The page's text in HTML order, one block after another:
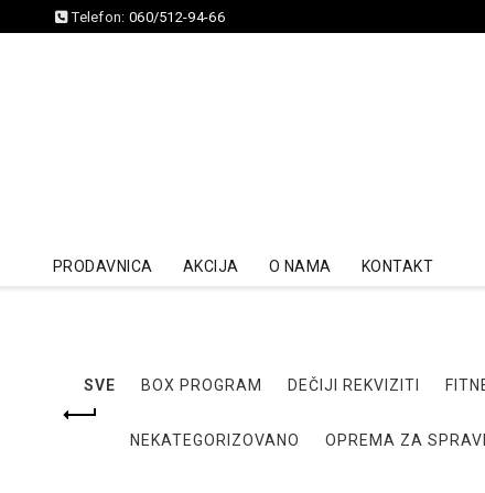
Telefon: 060/512-94-66
PRODAVNICA AKCIJA O NAMA KONTAKT
SVE BOX PROGRAM DEČIJI REKVIZITI
NEKATEGORIZOVANO OPREMA ZA